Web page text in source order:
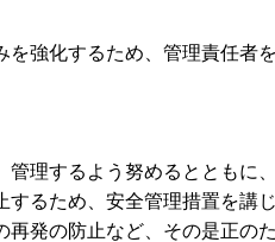
強化するため、管理責任者
理するよう努めるとともに
るため、安全管理措置を講
発の防止など、その是正の